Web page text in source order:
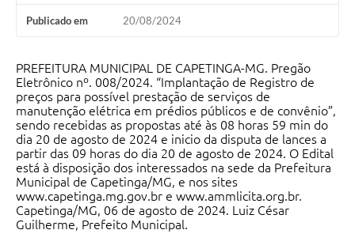
Publicado em 20/08/2024
PREFEITURA MUNICIPAL DE CAPETINGA-MG. Pregão
Eletrônico nº. 008/2024. “Implantação de Registro de
preços para possível prestação de serviços de
manutenção elétrica em prédios públicos e de convênio”,
sendo recebidas as propostas até às 08 horas 59 min do
dia 20 de agosto de 2024 e inicio da disputa de lances a
partir das 09 horas do dia 20 de agosto de 2024. O Edital
está à disposição dos interessados na sede da Prefeitura
Municipal de Capetinga/MG, e nos sites
www.capetinga.mg.gov.br e www.ammlicita.org.br.
Capetinga/MG, 06 de agosto de 2024. Luiz César
Guilherme, Prefeito Municipal.